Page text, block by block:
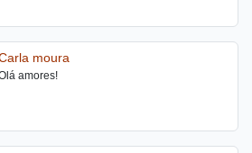
moura
amores!